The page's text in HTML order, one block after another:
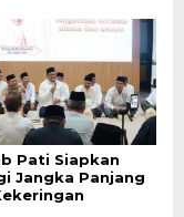
Pati Siapkan
Jangka Panjang